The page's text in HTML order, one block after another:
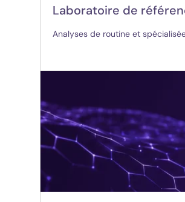
Laboratoire de
Analyses de routine et